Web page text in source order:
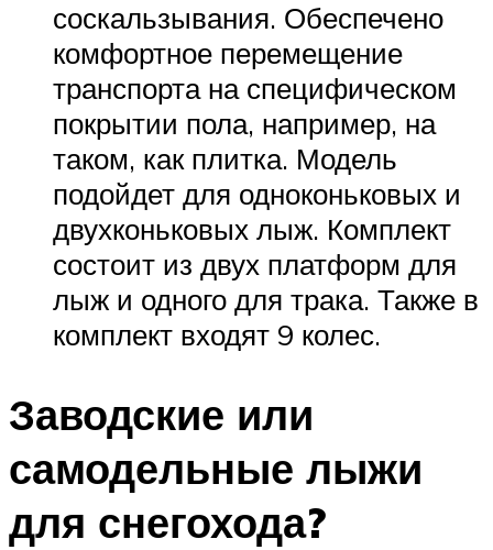
соскальзывания. Обеспечено
комфортное перемещение
транспорта на специфическом
покрытии пола, например, на
таком, как плитка. Модель
подойдет для одноконьковых и
двухконьковых лыж. Комплект
состоит из двух платформ для
лыж и одного для трака. Также в
комплект входят 9 колес.
Заводские или
самодельные лыжи
для снегохода?